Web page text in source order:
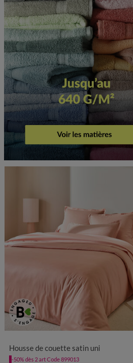
Housse de couette satin uni
-50% dès 2 art Code 899013